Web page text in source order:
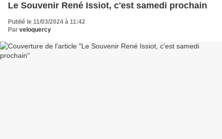
Le Souvenir René Issiot, c'est samedi prochain
Publié le 11/03/2024 à 11:42
Par veloquercy